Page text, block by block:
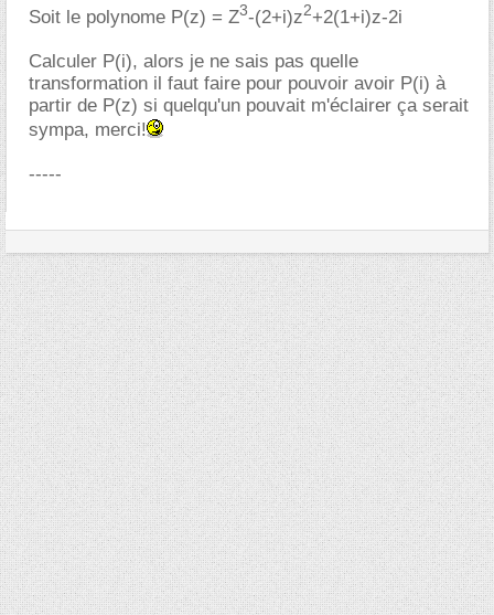
Soit le polynome P(z) = Z3-(2+i)z2+2(1+i)z-2i
Calculer P(i), alors je ne sais pas quelle
transformation il faut faire pour pouvoir avoir P(i) à
partir de P(z) si quelqu'un pouvait m'éclairer ça serait
sympa, merci!
-----